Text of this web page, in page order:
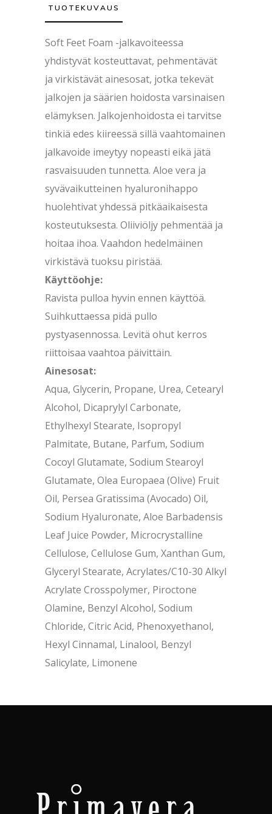
TUOTEKUVAUS
Soft Feet Foam -jalkavoiteessa
yhdistyvät kosteuttavat, pehmentävät
ja virkistävät ainesosat, jotka tekevät
jalkojen ja säärien hoidosta varsinaisen
elämyksen. Jalkojenhoidosta ei tarvitse
tinkiä edes kiireessä sillä vaahtomainen
jalkavoide imeytyy nopeasti eikä jätä
rasvaisuuden tunnetta. Aloe vera ja
syvävaikutteinen hyaluronihappo
huolehtivat yhdessä pitkäaikaisesta
kosteutuksesta. Oliiviöljy pehmentää ja
hoitaa ihoa. Vaahdon hedelmäinen
virkistävä tuoksu piristää.
Käyttöohje:
Ravista pulloa hyvin ennen käyttöä.
Suihkuttaessa pidä pullo
pystyasennossa. Levitä ohut kerros
riittoisaa vaahtoa päivittäin.
Ainesosat:
Aqua, Glycerin, Propane, Urea, Cetearyl
Alcohol, Dicaprylyl Carbonate,
Ethylhexyl Stearate, Isopropyl
Palmitate, Butane, Parfum, Sodium
Cocoyl Glutamate, Sodium Stearoyl
Glutamate, Olea Europaea (Olive) Fruit
Oil, Persea Gratissima (Avocado) Oil,
Sodium Hyaluronate, Aloe Barbadensis
Leaf Juice Powder, Microcrystalline
Cellulose, Cellulose Gum, Xanthan Gum,
Glyceryl Stearate, Acrylates/C10-30 Alkyl
Acrylate Crosspolymer, Piroctone
Olamine, Benzyl Alcohol, Sodium
Chloride, Citric Acid, Phenoxyethanol,
Hexyl Cinnamal, Linalool, Benzyl
Salicylate, Limonene